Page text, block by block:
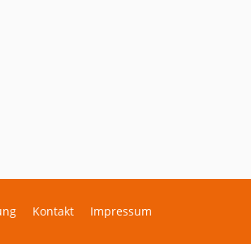
Kontakt Impressum